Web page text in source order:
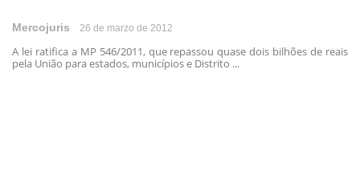
Mercojuris 26 de marzo de 2012
A lei ratifica a MP 546/2011, que repassou quase dois bilhões de reais
pela União para estados, municípios e Distrito ...